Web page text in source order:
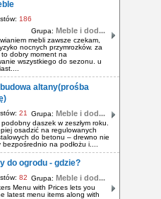
186
Grupa: Meble i dod...
mebli zawsze czekam,
nocnych przymrozków. za
dobry moment na
wszystkiego do sezonu. u
altany(prośba
21 Grupa: Meble i dod...
podobny daszek w zeszłym roku.
osadzić na regulowanych
do betonu – drewno nie
na podłożu i....
do ogrodu - gdzie?
82 Grupa: Meble i dod...
Menu with Prices lets you
latest menu items along with